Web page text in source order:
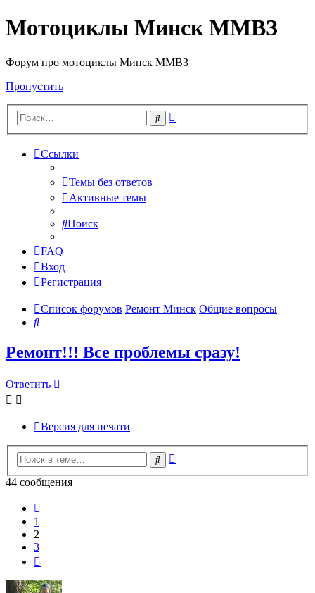
Мотоциклы Минск ММВЗ
Форум про мотоциклы Минск ММВЗ
Пропустить
Поиск
Ссылки
Темы без ответов
Активные темы
Поиск
FAQ
Вход
Регистрация
Список форумов Ремонт Минск Общие вопросы
Поиск
Ремонт!!! Все проблемы сразу!
Ответить
Версия для печати
Поиск
44 сообщения
1
2
3